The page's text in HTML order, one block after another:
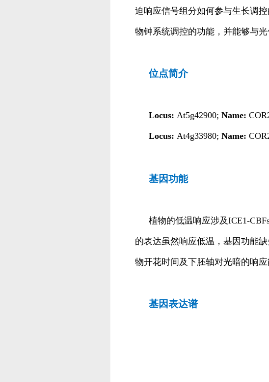
迫响应信号组分如何参与生长调
物钟系统调控的功能，并能够与
位点简介
Locus: At5g42900; Name:
Locus: At4g33980; Name:
基因功能
植物的低温响应涉及ICE1-
的表达虽然响应低温，基因功能
物开花时间及下胚轴对光暗的响应
基因表达谱